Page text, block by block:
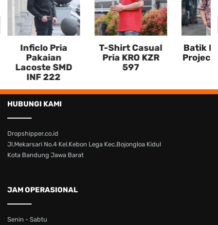
Inficlo Pria
Pakaian
Lacoste SMD
INF 222
T-Shirt Casual
Pria KRO KZR
597
Batik
Project
HUBUNGI KAMI
Dropshipper.co.id
Jl.Mekarsari No.4 Kel.Kebon Lega Kec.Bojongloa Kidul
Kota Bandung Jawa Barat
JAM OPERASIONAL
Senin - Sabtu